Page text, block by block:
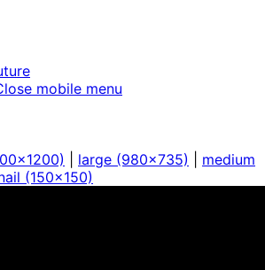
mobile menu
large (980x735)
medium
(150x150)